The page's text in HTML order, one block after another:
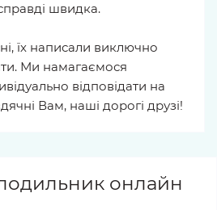
швидка.
їх написали виключно
Ми намагаємося
відповідати на
Вам, наші дорогі друзі!
онлайн